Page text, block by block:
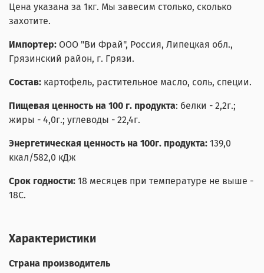
Цена указана за 1кг. Мы завесим столько, сколько
захотите.
Импортер: ООО "Ви Фрай", Россия, Липецкая обл.,
Грязинский район, г. Грязи.
Состав: картофель, растительное масло, соль, специи.
Пищевая ценность на 100 г. продукта: белки - 2,2г.;
жиры - 4,0г.; углеводы - 22,4г.
Энергетическая ценность на 100г. продукта: 139,0
ккал/582,0 кДж
Срок годности: 18 месяцев при температуре не выше -
18С.
Характеристики
Страна производитель